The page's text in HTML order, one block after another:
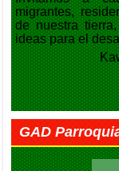
migrantes,
de nuestra
ideas para el
GAD